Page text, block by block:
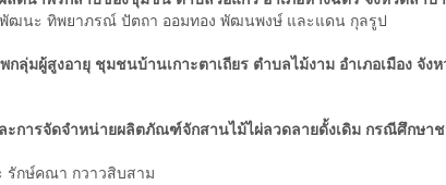
ฒนะ ทิพยาภรณ์ ปัตถา ออมทอง พัฒนพงษ์ และแดน กุลรูป
ลุ่มผู้สูงอายุ ชุมชนบ้านเกาะตาเถียร ตำบลไม้งาม อำเภอเมือง จัง
ะการจัดจำหน่ายผลิตภัณฑ์จักสานไม้ไผ่ลวดลายดั้งเดิม กรณีศึกษา
รักษ์คณา กวาวสิบสาม